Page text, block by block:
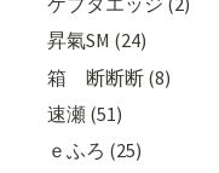
昇氣SM (24)
箱 断断断 (8)
速瀬 (51)
ｅふろ (25)